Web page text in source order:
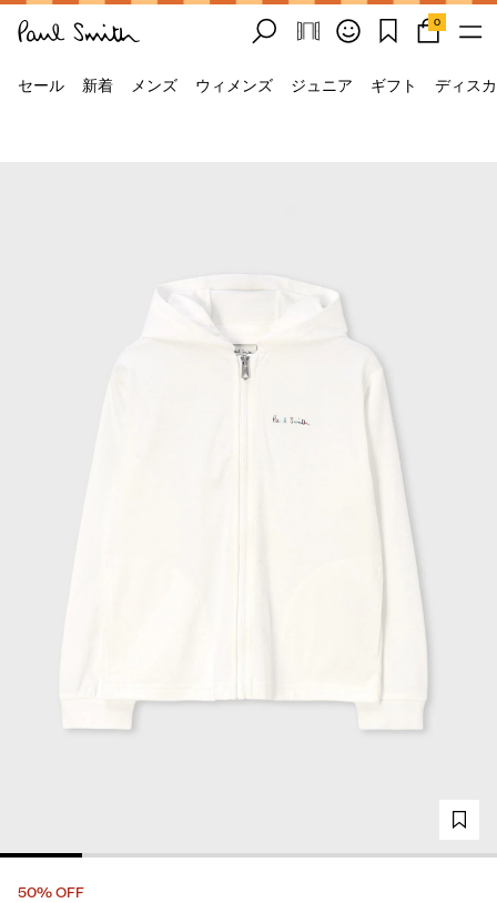
0
セール 新着 メンズ ウィメンズ ジュニア ギフト ディス
50% OFF